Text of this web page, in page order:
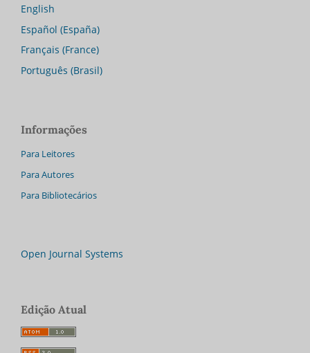
English
Español (España)
Français (France)
Português (Brasil)
Informações
Para Leitores
Para Autores
Para Bibliotecários
Open Journal Systems
Edição Atual